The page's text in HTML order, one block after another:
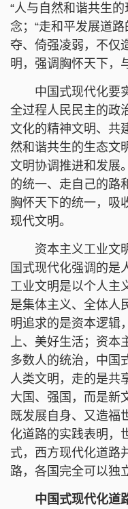
“人与自然和谐共生
念；“走和平发展道
夺、倚强凌弱，不仅
明，强调胸怀天下，
中国式现代化要实
全过程人民民主的政
文化的精神文明、共
然和谐共生的生态文
文明协调推进和发展
的统一、走自己的路
胸怀天下的统一，吸
现代文明。
资本主义工业文明
国式现代化强调的是
工业文明是以个人主
是集体主义、全体人
明追求的是资本逻辑
上、美好生活；资
多数人的统治，中国
人类文明，走的是共
大国、强国，而是新
既发展自身、又造福
化道路的实践表明，
式，西方现代化道路
路，各国完全可以独
中国式现代化道